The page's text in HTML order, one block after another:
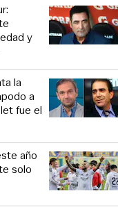
y
la
a
fue el
año
solo